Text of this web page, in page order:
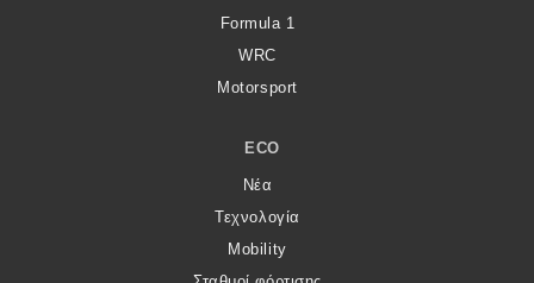
Formula 1
WRC
Motorsport
ECO
Νέα
Τεχνολογία
Mobility